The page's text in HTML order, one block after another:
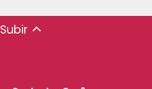
Subir